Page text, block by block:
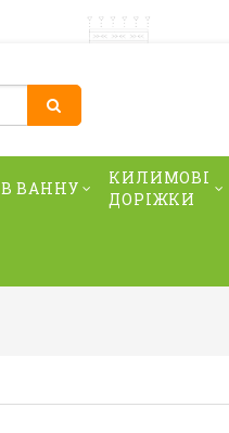
В ВАННУ
КИЛИМОВІ
ДОРІЖКИ